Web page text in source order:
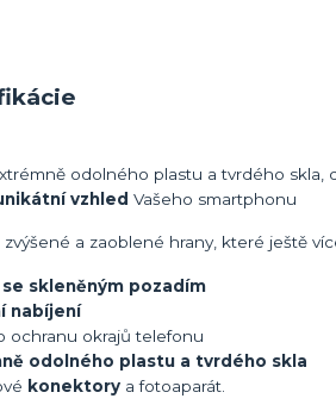
odolného plastu a tvrdého skla,
vzhled Vašeho smartphonu
zvýšené a zaoblené hrany, které ještě
se skleněným pozadím
nabíjení
ochranu okrajů telefonu
odolného plastu a tvrdého skla
konektory a fotoaparát.